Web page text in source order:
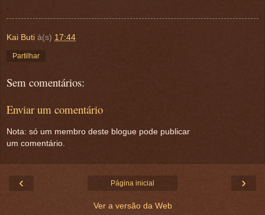
.
Kai Buti à(s) 17:44
Partilhar
Sem comentários:
Enviar um comentário
Nota: só um membro deste blogue pode publicar
um comentário.
‹ ›
Página inicial
Ver a versão da Web